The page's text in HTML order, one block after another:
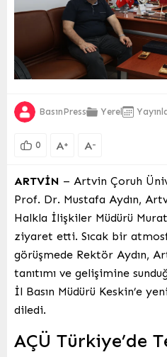
BasınPress Yerel
0 A+ A-
ARTVİN – Artvin Çoruh
Prof. Dr. Mustafa Aydın,
Halkla İlişkiler Müdürü Murat
ziyaret etti. Sıcak bir
görüşmede Rektör Aydın,
tanıtımı ve gelişimine
İl Basın Müdürü Keskin’e
diledi.
AÇÜ Türkiye’de